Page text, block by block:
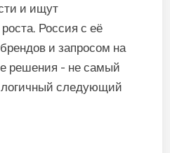
и ищут
Россия с её
и запросом на
решения - не самый
следующий